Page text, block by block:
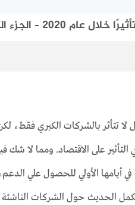
– الجزء الثالث-
لا تتأثر بالشركات الكبري فقط،
التأثير على الاقتصاد. ومما لا
الأولي للحصول علي الدعم،